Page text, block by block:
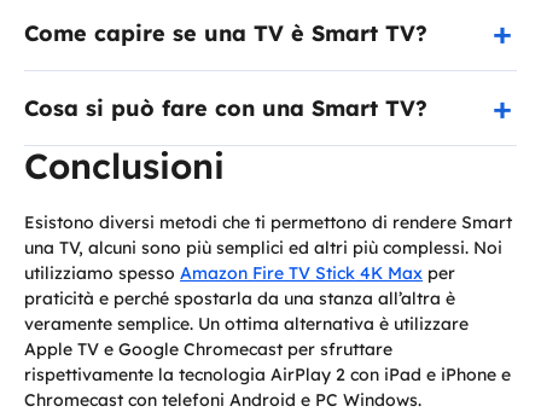
Come capire se una TV è Smart TV?
Cosa si può fare con una Smart TV?
Conclusioni
Esistono diversi metodi che ti permettono di rendere Smart
una TV, alcuni sono più semplici ed altri più complessi. Noi
utilizziamo spesso Amazon Fire TV Stick 4K Max per
praticità e perché spostarla da una stanza all’altra è
veramente semplice. Un ottima alternativa è utilizzare
Apple TV e Google Chromecast per sfruttare
rispettivamente la tecnologia AirPlay 2 con iPad e iPhone e
Chromecast con telefoni Android e PC Windows.